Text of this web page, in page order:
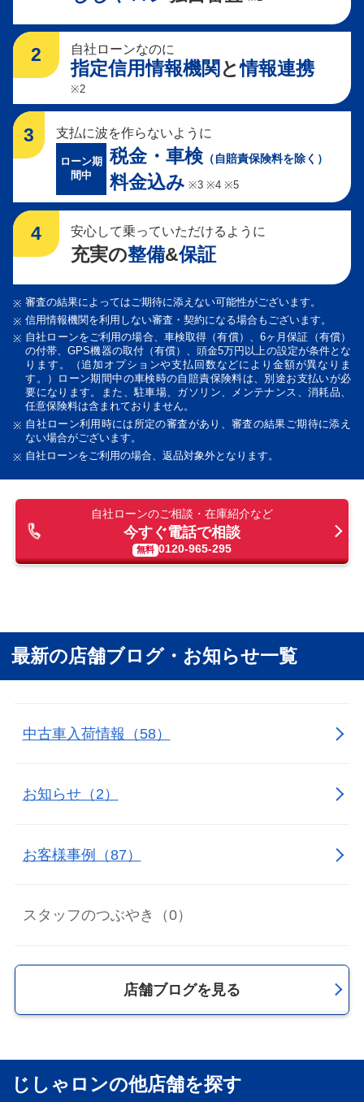
2 自社ローンなのに
指定信用情報機関 と情報連携
※2
3 支払に波を作らないように
ローン期
間中
税金・車検 （自賠責保険料を除く）
料金込み ※3 ※4 ※5
4 安心して乗っていただけるように
充実の整備&保証
審査の結果によってはご期待に添えない可能性がございます。
信用情報機関を利用しない審査・契約になる場合もございます。
自社ローンをご利用の場合、車検取得（有償）、6ヶ月保証（有償）
の付帯、GPS機器の取付（有償）、頭金5万円以上の設定が条件とな
ります。（追加オプションや支払回数などにより金額が異なりま
す。）ローン期間中の車検時の自賠責保険料は、別途お支払いが必
要になります。また、駐車場、ガソリン、メンテナンス、消耗品、
任意保険料は含まれておりません。
自社ローン利用時には所定の審査があり、審査の結果ご期待に添え
ない場合がございます。
自社ローンをご利用の場合、返品対象外となります。
自社ローンのご相談・在庫紹介など
今すぐ電話で相談
0120-965-295
最新の店舗ブログ・お知らせ一覧
中古車入荷情報（58）
お知らせ（2）
お客様事例（87）
スタッフのつぶやき（0）
店舗ブログを見る
じしゃロンの他店舗を探す